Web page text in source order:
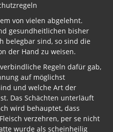
von vielen abgelehnt.
gesundheitlichen bisher
belegbar sind, so sind die
der Hand zu weisen.
Regeln dafür gab,
auf möglichst
und welche Art der
Das Schächten unterläuft
wird behauptet, dass
verzehren, per se nicht
wurde als scheinheilig
wenn es für manche